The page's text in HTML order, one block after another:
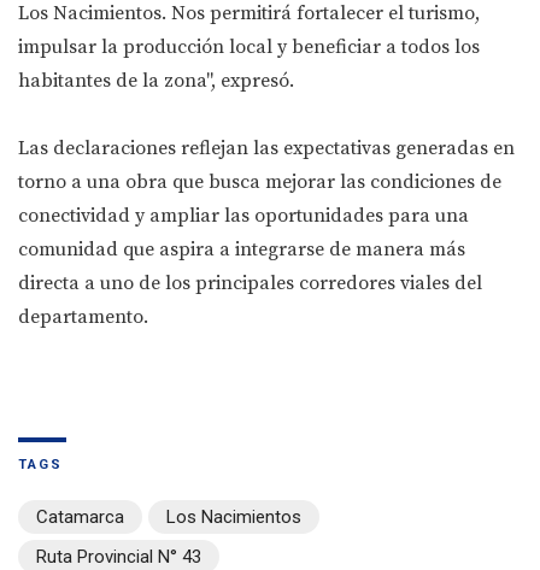
Los Nacimientos. Nos permitirá fortalecer el turismo,
impulsar la producción local y beneficiar a todos los
habitantes de la zona", expresó.
Las declaraciones reflejan las expectativas generadas en
torno a una obra que busca mejorar las condiciones de
conectividad y ampliar las oportunidades para una
comunidad que aspira a integrarse de manera más
directa a uno de los principales corredores viales del
departamento.
TAGS
Catamarca
Los Nacimientos
Ruta Provincial N° 43